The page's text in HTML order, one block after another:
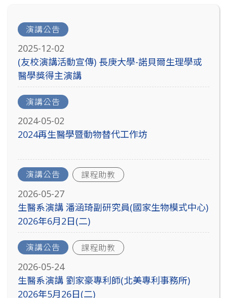
演講公告
2025-12-02
(友校演講活動宣傳) 長庚大學-諾貝爾生理學或
醫學獎得主演講
演講公告
2024-05-02
2024再生醫學暨動物替代工作坊
演講公告 課程助教
2026-05-27
生醫系演講 潘涵琦副研究員(國家生物模式中心)
2026年6月2日(二)
演講公告 課程助教
2026-05-24
生醫系演講 劉家豪專利師(北美專利事務所)
2026年5月26日(二)